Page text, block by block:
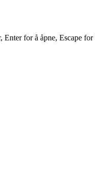
for å åpne, Escape for